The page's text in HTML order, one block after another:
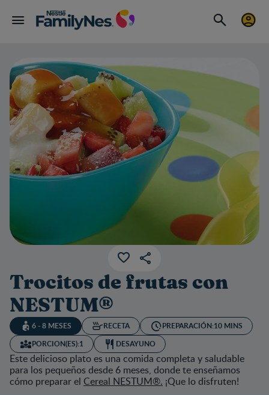
Trocitos de frutas con
NESTUM®
6 - 8 MESES RECETA PREPARACIÓN:10 MINS
PORCION(ES):1 DESAYUNO
Este delicioso plato es una comida completa y saludable
para los pequeños desde 6 meses, donde te enseñamos
cómo preparar el Cereal NESTUM®. ¡Que lo disfruten!